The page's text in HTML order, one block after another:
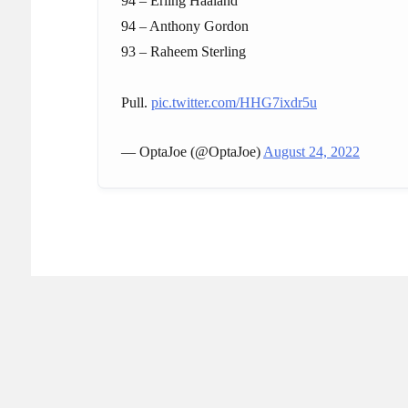
94 – Anthony Gordon
93 – Raheem Sterling
Pull. pic.twitter.com/HHG7ixdr5u
— OptaJoe (@OptaJoe) August 24, 2022